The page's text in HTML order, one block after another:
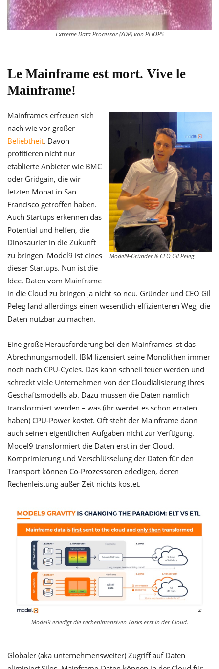
Extreme Data Processor (XDP) von PLiOPS
Le Mainframe est mort. Vive le
Mainframe!
Model9-Gründer & CEO Gil Peleg
Mainframes erfreuen sich
nach wie vor großer
Beliebtheit. Davon
profitieren nicht nur
etablierte Anbieter wie BMC
oder Gridgain, die wir
letzten Monat in San
Francisco getroffen haben.
Auch Startups erkennen das
Potential und helfen, die
Dinosaurier in die Zukunft
zu bringen. Model9 ist eines
dieser Startups. Nun ist die
Idee, Daten vom Mainframe
in die Cloud zu bringen ja nicht so neu. Gründer und CEO Gil
Peleg fand allerdings einen wesentlich effizienteren Weg, die
Daten nutzbar zu machen.
Eine große Herausforderung bei den Mainframes ist das
Abrechnungsmodell. IBM lizensiert seine Monolithen immer
noch nach CPU-Cycles. Das kann schnell teuer werden und
schreckt viele Unternehmen von der Cloudialisierung ihres
Geschäftsmodells ab. Dazu müssen die Daten nämlich
transformiert werden – was (ihr werdet es schon erraten
haben) CPU-Power kostet. Oft steht der Mainframe dann
auch seinen eigentlichen Aufgaben nicht zur Verfügung.
Model9 transformiert die Daten erst in der Cloud.
Komprimierung und Verschlüsselung der Daten für den
Transport können Co-Prozessoren erledigen, deren
Rechenleistung außer Zeit nichts kostet.
Model9 erledigt die rechenintensiven Tasks erst in der Cloud.
Globaler (aka unternehmensweiter) Zugriff auf Daten